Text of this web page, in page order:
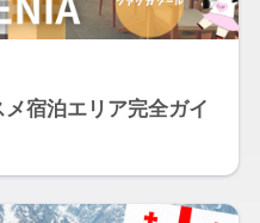
宿泊エリア完全ガイ